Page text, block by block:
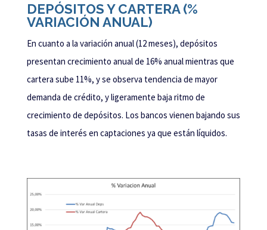
DEPÓSITOS Y CARTERA (%
VARIACIÓN ANUAL)
En cuanto a la variación anual (12 meses), depósitos
presentan crecimiento anual de 16% anual mientras que
cartera sube 11%, y se observa tendencia de mayor
demanda de crédito, y ligeramente baja ritmo de
crecimiento de depósitos. Los bancos vienen bajando sus
tasas de interés en captaciones ya que están líquidos.